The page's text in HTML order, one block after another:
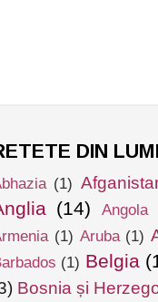
DIN
(1)
(14) Angola
(1) Aruba (1)
(1) Belgia
Bosnia și